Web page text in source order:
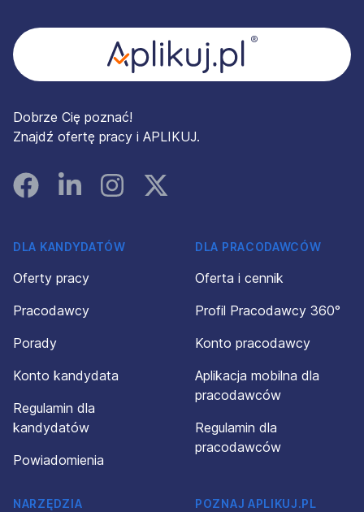
Dobrze Cię poznać!
Znajdź ofertę pracy i APLIKUJ.
FacebookLinked InInstagramInstagram
DLA KANDYDATÓW
Oferty pracy
Pracodawcy
Porady
Konto kandydata
Regulamin dla
kandydatów
Powiadomienia
DLA PRACODAWCÓW
Oferta i cennik
Profil Pracodawcy 360°
Konto pracodawcy
Aplikacja mobilna dla
pracodawców
Regulamin dla
pracodawców
NARZĘDZIA
POZNAJ APLIKUJ.PL